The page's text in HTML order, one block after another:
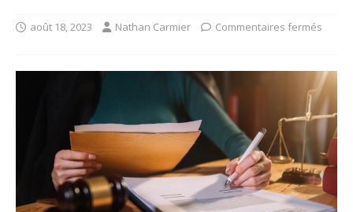
août 18, 2023 Nathan Carmier Commentaires fermés